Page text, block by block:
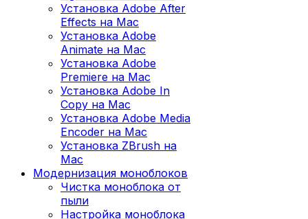
Установка Adobe After
Effects на Mac
Установка Adobe
Animate на Mac
Установка Adobe
Premiere на Mac
Установка Adobe In
Copy на Mac
Установка Adobe Media
Encoder на Mac
Установка ZBrush на
Mac
Модернизация моноблоков
Чистка моноблока от
пыли
Настройка моноблока